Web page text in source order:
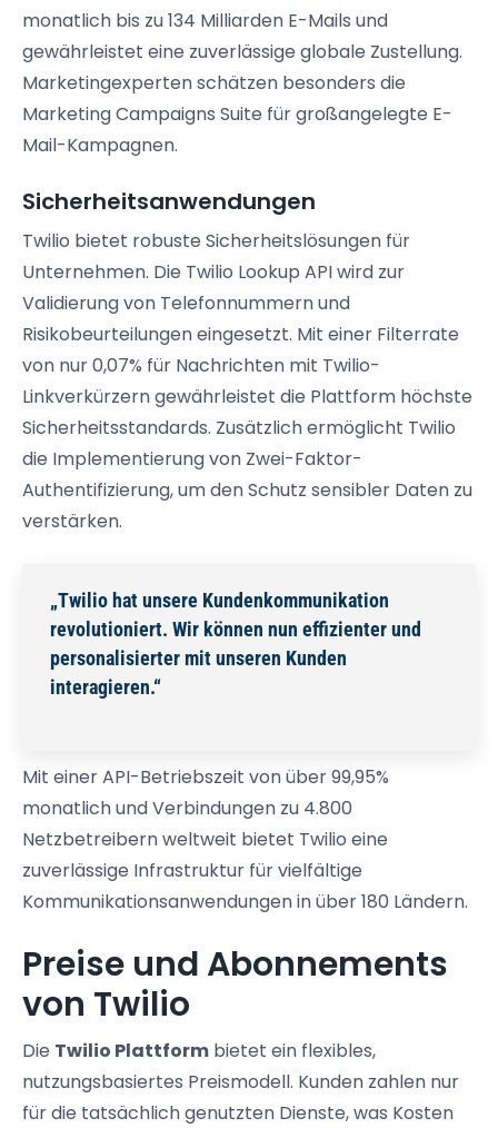
monatlich bis zu 134 Milliarden E-Mails und
gewährleistet eine zuverlässige globale Zustellung.
Marketingexperten schätzen besonders die
Marketing Campaigns Suite für großangelegte E-
Mail-Kampagnen.
Sicherheitsanwendungen
Twilio bietet robuste Sicherheitslösungen für
Unternehmen. Die Twilio Lookup API wird zur
Validierung von Telefonnummern und
Risikobeurteilungen eingesetzt. Mit einer Filterrate
von nur 0,07% für Nachrichten mit Twilio-
Linkverkürzern gewährleistet die Plattform höchste
Sicherheitsstandards. Zusätzlich ermöglicht Twilio
die Implementierung von Zwei-Faktor-
Authentifizierung, um den Schutz sensibler Daten zu
verstärken.
„Twilio hat unsere Kundenkommunikation
revolutioniert. Wir können nun effizienter und
personalisierter mit unseren Kunden
interagieren.“
Mit einer API-Betriebszeit von über 99,95%
monatlich und Verbindungen zu 4.800
Netzbetreibern weltweit bietet Twilio eine
zuverlässige Infrastruktur für vielfältige
Kommunikationsanwendungen in über 180 Ländern.
Preise und Abonnements
von Twilio
Die Twilio Plattform bietet ein flexibles,
nutzungsbasiertes Preismodell. Kunden zahlen nur
für die tatsächlich genutzten Dienste, was Kosten